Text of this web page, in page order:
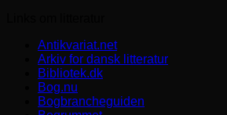
Antikvariat.net
Arkiv for dansk litteratur
Bibliotek.dk
Bog.nu
Bogbrancheguiden